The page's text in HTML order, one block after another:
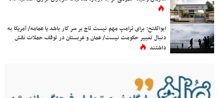
ابوالفتح: برای ترامپ مهم نیست تاج بر سر کار باشد یا عمامه/ آمریکا به
دنبال تغییر حکومت نیست/ عمان و عربستان در توقف حملات نقش
داشتند